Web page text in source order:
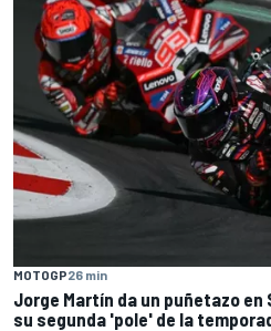
MOTOGP26 min
Jorge Martín da un puñetazo
su segunda 'pole' de la